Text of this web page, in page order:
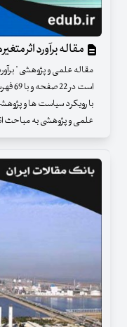
مقاله برآورد اثر
مقاله علمی و پژوهشی "
است
با رویکرد سیاست ها و
علمی و پژوهشی به مباحث